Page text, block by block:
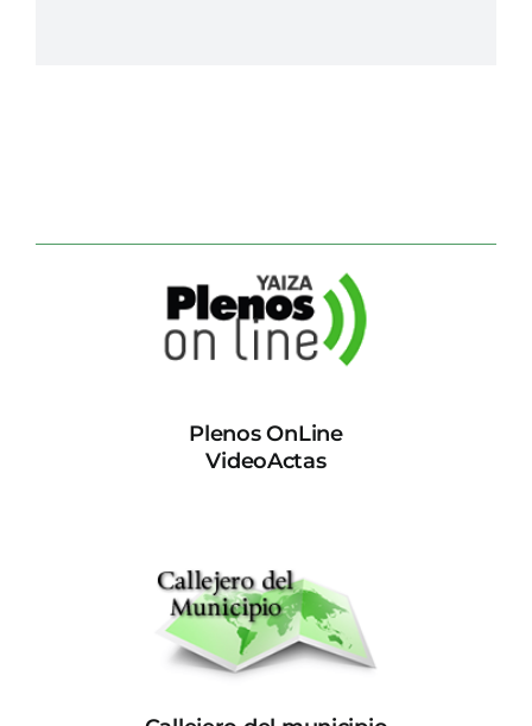
Plenos OnLine
VideoActas